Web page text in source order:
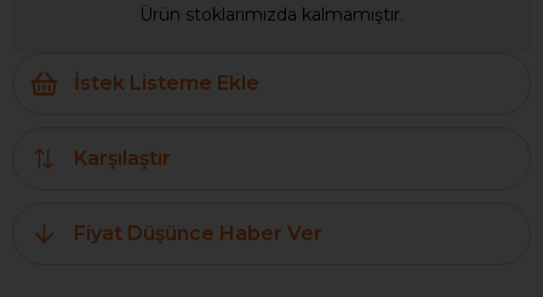
Ürün stoklarımızda kalmamıştır.
İstek Listeme Ekle
Karşılaştır
Fiyat Düşünce Haber Ver